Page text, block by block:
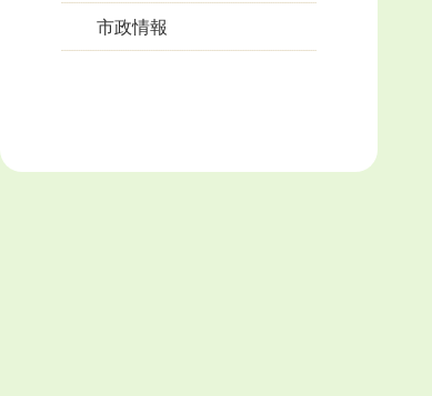
市政情報